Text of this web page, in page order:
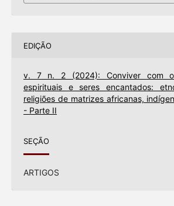
EDIÇÃO
v. 7 n. 2 (2024): Conviver com
espirituais e seres encantados:
religiões de matrizes africanas,
- Parte II
SEÇÃO
ARTIGOS